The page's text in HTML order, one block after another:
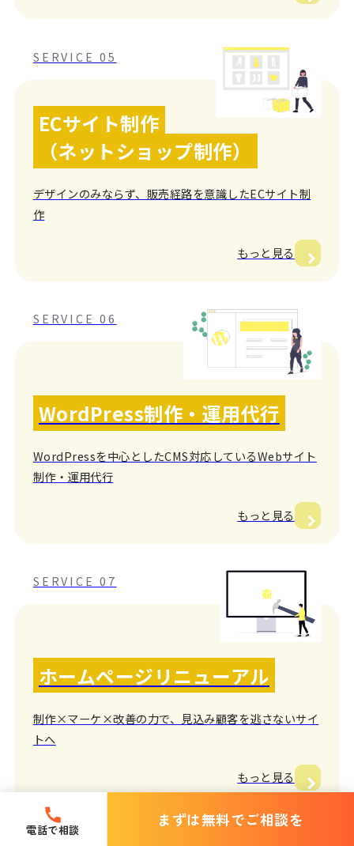
SERVICE 05
ECサイト制作
（ネットショップ制作）
デザインのみならず、販売経路を意識したECサイト制
作
もっと見る
SERVICE 06
WordPress制作・運用代行
WordPressを中心としたCMS対応しているWebサイト
制作・運用代行
もっと見る
SERVICE 07
ホームページリニューアル
制作×マーケ×改善の力で、見込み顧客を逃さないサイ
トへ
もっと見る
電話で相談
まずは無料でご相談を